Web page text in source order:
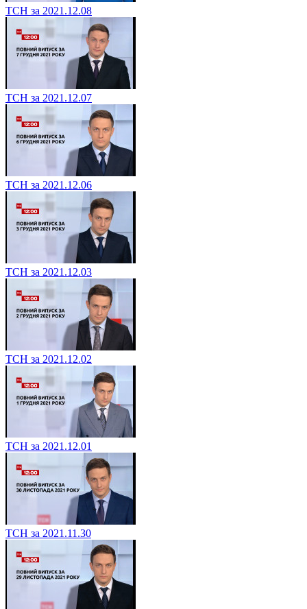
ТСН за 2021.12.08
ТСН за 2021.12.07
ТСН за 2021.12.06
ТСН за 2021.12.03
ТСН за 2021.12.02
ТСН за 2021.12.01
ТСН за 2021.11.30